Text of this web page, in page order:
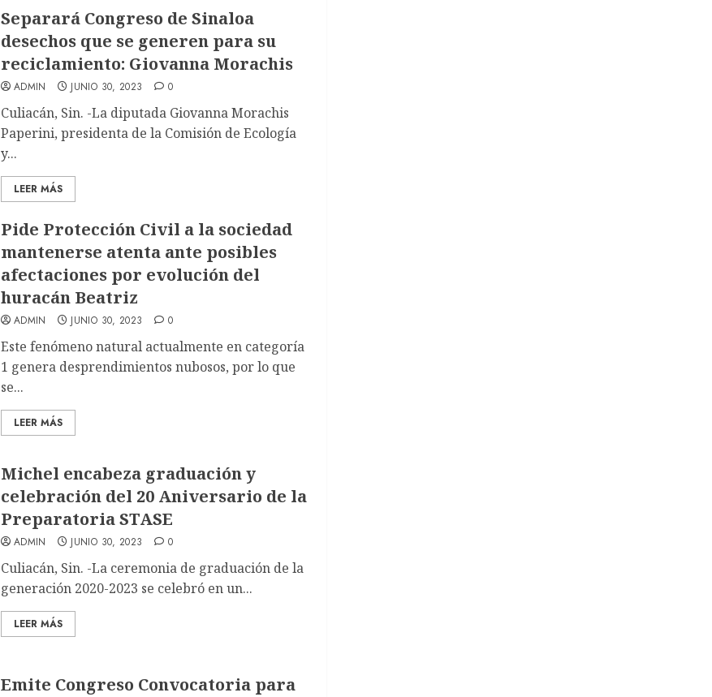
Separará Congreso de Sinaloa
desechos que se generen para su
reciclamiento: Giovanna Morachis
ADMIN JUNIO 30, 2023 0
Culiacán, Sin. -La diputada Giovanna Morachis
Paperini, presidenta de la Comisión de Ecología
y...
LEER MÁS
Pide Protección Civil a la sociedad
mantenerse atenta ante posibles
afectaciones por evolución del
huracán Beatriz
ADMIN JUNIO 30, 2023 0
Este fenómeno natural actualmente en categoría
1 genera desprendimientos nubosos, por lo que
se...
LEER MÁS
Michel encabeza graduación y
celebración del 20 Aniversario de la
Preparatoria STASE
ADMIN JUNIO 30, 2023 0
Culiacán, Sin. -La ceremonia de graduación de la
generación 2020-2023 se celebró en un...
LEER MÁS
Emite Congreso Convocatoria para